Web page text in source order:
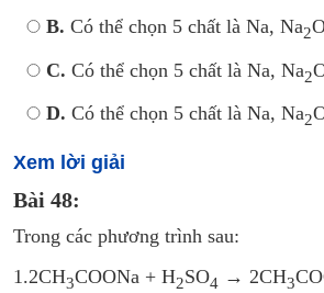
B. Có thể chọn 5 chất là Na, Na2
C. Có thể chọn 5 chất là Na, Na2
D. Có thể chọn 5 chất là Na, Na2
Xem lời giải
Bài 48:
Trong các phương trình sau:
1.2CH3COONa + H2SO4 → 2CH3